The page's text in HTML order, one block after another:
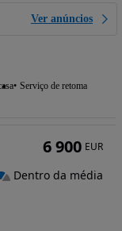
Ver anúncios
Serviço de retoma
6 900 EUR
Dentro da média